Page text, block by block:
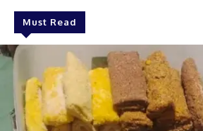
Must Read